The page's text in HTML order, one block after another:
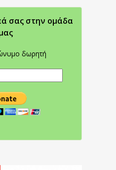
σας στην oμάδα
δωρητή